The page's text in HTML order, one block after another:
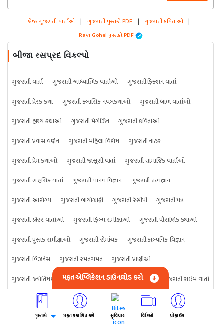
શ્રેષ્ઠ ગુજરાતી વાર્તાઓ | ગુજરાતી પુસ્તકો PDF | ગુજરાતી કવિતાઓ |
Ravi Gohel પુસ્તકો PDF
બીજા રસપ્રદ વિકલ્પો
ગુજરાતી વાર્તા ગુજરાતી આધ્યાત્મિક વાર્તાઓ
ગુજરાતી ફિક્શન વાર્તા
ગુજરાતી પ્રેરક કથા
ગુજરાતી ક્લાસિક નવલકથાઓ
ગુજરાતી બાળ વાર્તાઓ
ગુજરાતી હાસ્ય કથાઓ
ગુજરાતી મેગેઝિન
ગુજરાતી કવિતાઓ
ગુજરાતી પ્રવાસ વર્ણન
ગુજરાતી મહિલા વિશેષ
ગુજરાતી નાટક
ગુજરાતી પ્રેમ કથાઓ
ગુજરાતી જાસૂસી વાર્તા
ગુજરાતી સામાજિક વાર્તાઓ
ગુજરાતી સાહસિક વાર્તા
ગુજરાતી માનવ વિજ્ઞાન
ગુજરાતી તત્વજ્ઞાન
ગુજરાતી આરોગ્ય
ગુજરાતી બાયોગ્રાફી ગુજરાતી રેસીપી
ગુજરાતી પત્ર
ગુજરાતી હૉરર વાર્તાઓ
ગુજરાતી ફિલ્મ સમીક્ષાઓ
ગુજરાતી પૌરાણિક કથાઓ
ગુજરાતી પુસ્તક સમીક્ષાઓ
ગુજરાતી રોમાંચક
ગુજરાતી કાલ્પનિક-વિજ્ઞાન
ગુજરાતી બિઝનેસ
ગુજરાતી રમતગમત
ગુજરાતી પ્રાણીઓ
ગુજરાતી જ્યોતિષશાસ્ત્ર
ગુજરાતી વિજ્ઞાન ગુજરાતી કંઈપણ ગુજરાતી ક્રાઇમ વાર્તા
મફત એપ્લિકેશન ડાઉનલોડ કરો
પુસ્તકો મફત પ્રકાશિત કરો સુવિચાર વિડિઓ પ્રોફાઈલ